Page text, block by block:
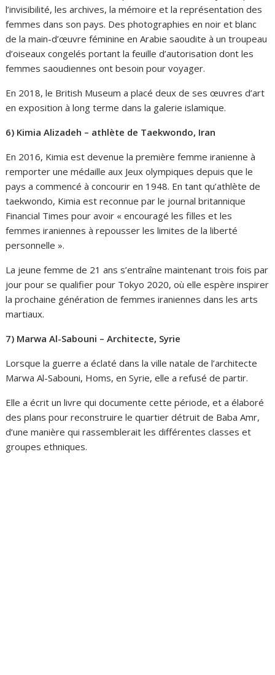
l’invisibilité, les archives, la mémoire et la représentation des
femmes dans son pays. Des photographies en noir et blanc
de la main-d’œuvre féminine en Arabie saoudite à un troupeau
d’oiseaux congelés portant la feuille d’autorisation dont les
femmes saoudiennes ont besoin pour voyager.
En 2018, le British Museum a placé deux de ses œuvres d’art
en exposition à long terme dans la galerie islamique.
6) Kimia Alizadeh – athlète de Taekwondo, Iran
En 2016, Kimia est devenue la première femme iranienne à
remporter une médaille aux Jeux olympiques depuis que le
pays a commencé à concourir en 1948. En tant qu’athlète de
taekwondo, Kimia est reconnue par le journal britannique
Financial Times pour avoir « encouragé les filles et les
femmes iraniennes à repousser les limites de la liberté
personnelle ».
La jeune femme de 21 ans s’entraîne maintenant trois fois par
jour pour se qualifier pour Tokyo 2020, où elle espère inspirer
la prochaine génération de femmes iraniennes dans les arts
martiaux.
7) Marwa Al-Sabouni – Architecte, Syrie
Lorsque la guerre a éclaté dans la ville natale de l’architecte
Marwa Al-Sabouni, Homs, en Syrie, elle a refusé de partir.
Elle a écrit un livre qui documente cette période, et a élaboré
des plans pour reconstruire le quartier détruit de Baba Amr,
d’une manière qui rassemblerait les différentes classes et
groupes ethniques.